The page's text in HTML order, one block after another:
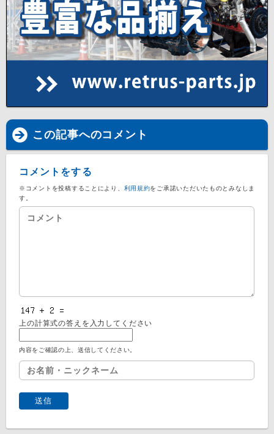
この記事へのコメント
コメントをする
※コメントを投稿することにより、 利用規約をご承諾いただいたものとみなしま
す。
上の計算式の答えを入力してください
内容をご確認の上、送信してください。